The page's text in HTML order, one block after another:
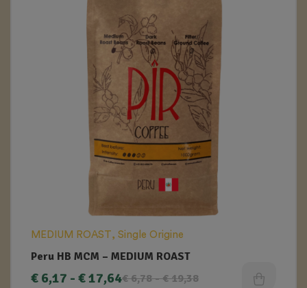
MEDIUM ROAST, Single Origine
Peru HB MCM – MEDIUM ROAST
€6,78 - €19,38
€ 6,17 - €17,64